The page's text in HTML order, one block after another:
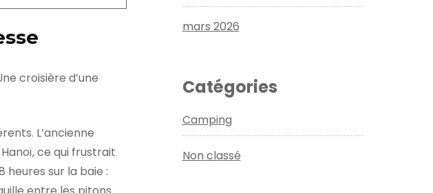
croisière d’une
L’ancienne
ce qui frustrait
heures sur la baie :
mars 2026
Catégories
Camping
Non classé